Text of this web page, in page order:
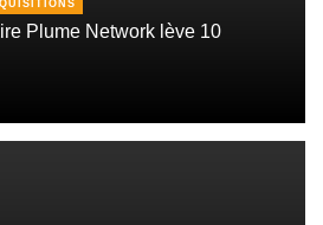
Plume Network lève 10